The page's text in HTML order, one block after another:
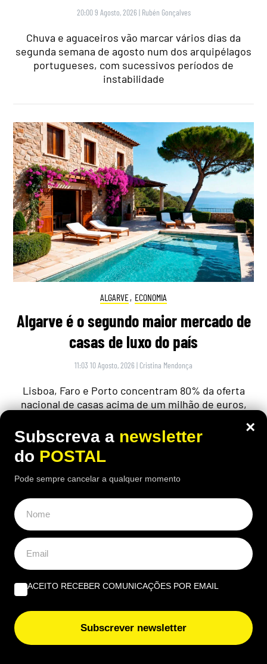
20:00 9 Agosto, 2026 | Rubén Gonçalves
Chuva e aguaceiros vão marcar vários dias da
segunda semana de agosto num dos arquipélagos
portugueses, com sucessivos períodos de
instabilidade
ALGARVE, ECONOMIA
Algarve é o segundo maior mercado de
casas de luxo do país
11:03 10 Agosto, 2026 | Cristina Mendonça
Lisboa, Faro e Porto concentram 80% da oferta
nacional de casas acima de um milhão de euros,
×
Subscreva a newsletter
do POSTAL
Pode sempre cancelar a qualquer momento
ACEITO RECEBER COMUNICAÇÕES POR EMAIL
Subscrever newsletter